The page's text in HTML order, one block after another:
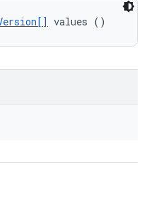
values ()